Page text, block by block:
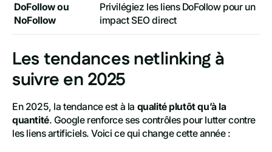
DoFollow ou
NoFollow
Privilégiez les liens DoFollow pour un
impact SEO direct
Les tendances netlinking à
suivre en 2025
En 2025, la tendance est à la qualité plutôt qu’à la
quantité. Google renforce ses contrôles pour lutter contre
les liens artificiels. Voici ce qui change cette année :